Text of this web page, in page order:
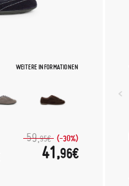
WEITERE INFORMATIONEN
59,95€ (-30%)
41,96€